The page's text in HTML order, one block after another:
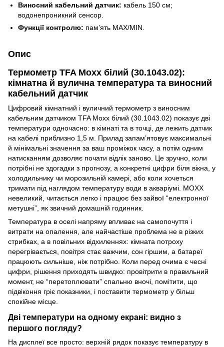
Виносний кабельний датчик: кабель 150 см;
водонепроникний сенсор.
Функції контролю: пам’ять MAX/MIN.
Опис
Термометр TFA Moxx білий (30.1043.02):
кімнатна й вулична температура та виносний
кабельний датчик
Цифровий кімнатний і вуличний термометр з виносним
кабельним датчиком TFA Moxx білий (30.1043.02) показує дві
температури одночасно: в кімнаті та в точці, де лежить датчик
на кабелі приблизно 1,5 м. Прилад запам’ятовує максимальні
й мінімальні значення за ваш проміжок часу, а потім одним
натисканням дозволяє почати відлік заново. Це зручно, коли
потрібні не здогадки з прогнозу, а конкретні цифри біля вікна, у
холодильнику чи морозильній камері, або коли хочеться
тримати під наглядом температуру води в акваріумі. MOXX
невеликий, читається легко і працює без зайвої “електронної
метушні”, як звичний домашній годинник.
Температура в оселі напряму впливає на самопочуття і
витрати на опалення, але найчастіше проблема не в різких
стрибках, а в повільних відхиленнях: кімната потроху
перегрівається, повітря стає важчим, сон гіршим, а батареї
працюють сильніше, ніж потрібно. Коли перед очима є чесні
цифри, рішення приходять швидко: провітрити в правильний
момент, не “перетоплювати” спальню вночі, помітити, що
підвіконня гріє показники, і поставити термометр у більш
спокійне місце.
Дві температури на одному екрані: видно з
першого погляду?
На дисплеї все просто: верхній рядок показує температуру в